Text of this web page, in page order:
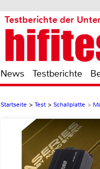
Testberichte der
News Testberichte
Startseite > Test > Schallplatte >